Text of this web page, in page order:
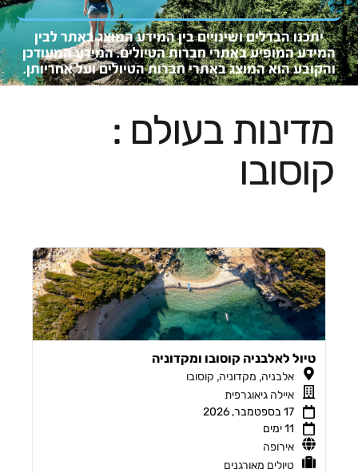
יתכנו הבדלים ושינויים בין המידע המוצג באתר לבין
המידע המופיע באתרי חברות הטיולים. המידע המעודכן
והקובעהוא המוצג באתרי חברות הטיולים ועל אחריותן.
מדינות בעולם :
קוסובו
טיול לאלבניה קוסובו ומקדוניה
אלבניה, מקדוניה, קוסובו
איילה גיאוגרפית
17 בספטמבר, 2026
11 ימים
אירופה
טיולים מאורגנים